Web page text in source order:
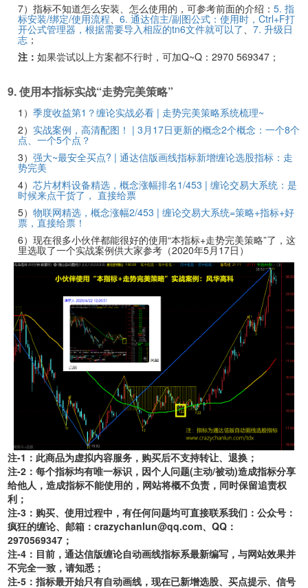
7）指标不知道怎么安装、怎么使用的，可参考前面的介绍：5. 指
标安装/绑定/使用流程 、6. 通达信主/副图公式：使用时，Ctrl+F打
开公式管理器，根据需要导入相应的tn6文件就可以了 、7. 升级日
志；
注：如果尝试以上方案都不行时，可加Q~Q：2970 569347；
9. 使用本指标实战“走势完美策略”
1）季度收益第1？缠论实战必看 | 走势完美策略系统梳理~
2） 实战案例，高清配图！ | 3月17日更新的概念2个概念：一个8个
点、一个5个点？
3）强大~最安全买点? | 通达信版画线指标新增缠论选股指标：走
势完美
4）芯片材料设备精选，概念涨幅排名1/453 | 缠论交易大系统：是
时候来点干货了， 直接给票
5）物联网精选，概念涨幅2/453 | 缠论交易大系统=策略+指标+好
票，直接给票！
6）现在很多小伙伴都能很好的使用“本指标+走势完美策略”了，这
里选取了一个实战案例供大家参考（2020年5月17日）
注-1：此商品为虚拟内容服务，购买后不支持转让、退换；
注-2：每个指标均有唯一标识 ，因个人问题(主动/被动)造成指标分享
给他人，造成指标不能使用的，网站将概不负责，同时保留追责权
利；
注-3：购买、使用过程中，有任何问题均可直接联系我们：公众号：
疯狂的缠论、邮箱：crazychanlun@qq.com、QQ：
2970569347 ；
注-4：目前，通达信版缠论自动画线指标系最新编写，与网站效果并
不完全一致，请知悉；
注-5：指标最开始只有自动画线，现在已新增选股、买点提示、信号